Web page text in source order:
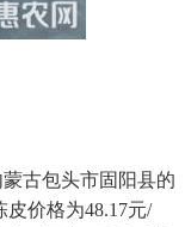
古包头市固阳县的
价格为48.17元/